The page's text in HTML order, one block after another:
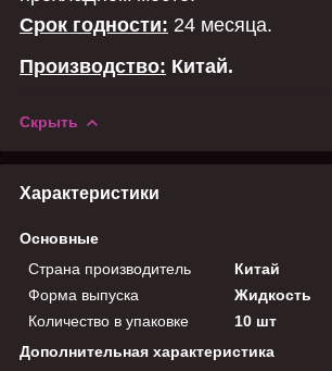
Срок годности: 24 месяца.
Производство: Китай.
Скрыть
Характеристики
Основные
Страна производитель
Китай
Форма выпуска
Жидкость
Количество в упаковке
10 шт
Дополнительная характеристика